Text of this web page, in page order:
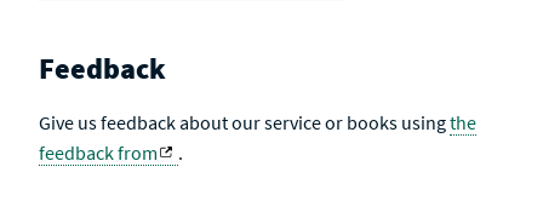
Feedback
Give us feedback about our service or books usingthe
feedback from
.